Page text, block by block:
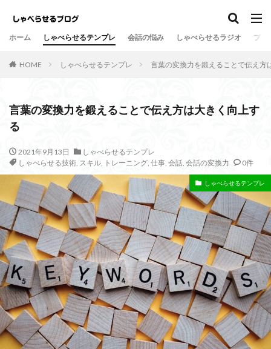
ホーム しゃべらせるテンプレ 会話の悩み しゃべらせるラジオ プロ
HOME しゃべらせるテンプレ 言葉の変換力を鍛えることで伝え方
言葉の変換力を鍛えることで伝え方は大きく向上す
る
2021年9月13日
しゃべらせるテンプレ
しゃべらせる技術, スキル, トレーニング, 仕事, 会話, 会話の変換力 0件
しゃべらせるテンプレ
しゃべらせるテンプレ
カテゴリー
タグ
名刺交換
油断 名刺 原因
危険
劇的に変わる
初対面 共通の話題
伝達効果
伝え方
会話量 書籍 演出
会話術
着地点
頷き 音声配信
返報性の法則
質問
覚えてもらう 苦手 芸人
組み込む
相槌
無口 相手を喜ばせる
相手への興味
相手が話すタイプ
相手が話さないタイプ
盲点
盛り上がる
特殊能力
無意識にしゃべらせる技術
無意識にしゃべらせたい相談会
会話迷子
会話結論法
おもしろ緩急話法
コツ
デザイン力
チェック
スキル